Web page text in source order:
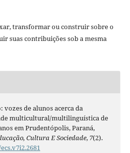
transformar ou construir sobre o
suas contribuições sob a mesma
de alunos acerca da
multicultural/multilinguística de
em Prudentópolis, Paraná,
Cultura E Sociedade, 7(2).